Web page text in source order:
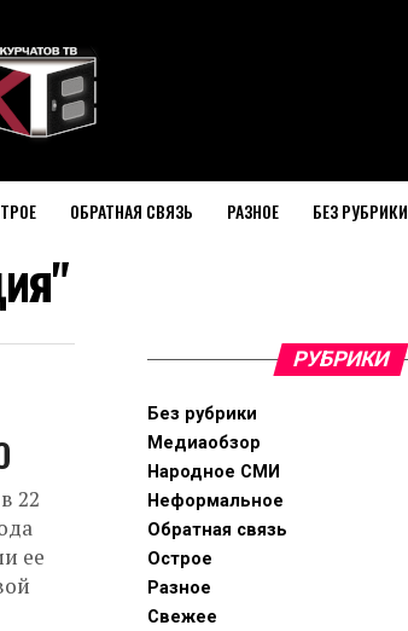
ОБРАТНАЯ СВЯЗЬ РАЗНОЕ БЕЗ РУБРИКИ
22
ее
РУБРИКИ
Без рубрики
Медиаобзор
Народное СМИ
Неформальное
Обратная связь
Острое
Разное
Свежее